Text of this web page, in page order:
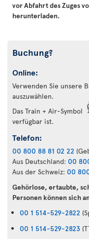
vor Abfahrt des Zuges
herunterladen.
Buchung?
Online:
Verwenden Sie unsere
auszuwählen.
Das Train + Air-Symbol
verfügbar ist.
Telefon:
00 800 88 81 02 22
Aus Deutschland: 00
Aus der Schweiz: 00
Gehörlose, ertaubte,
Personen können sich
00 1 514-529-2822
00 1 514-529-2823